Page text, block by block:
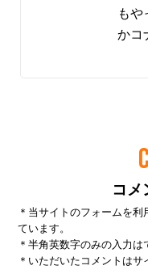
もや
かコ
コメ
＊当サイトのフォームを
ています。
＊半角英数字のみの入力は
＊いただいたコメントはサ